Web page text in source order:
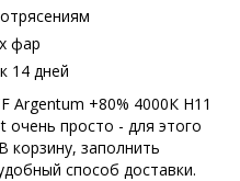
фар
14 дней
Argentum +80% 4000К H11
очень просто - для этого
корзину, заполнить
способ доставки.